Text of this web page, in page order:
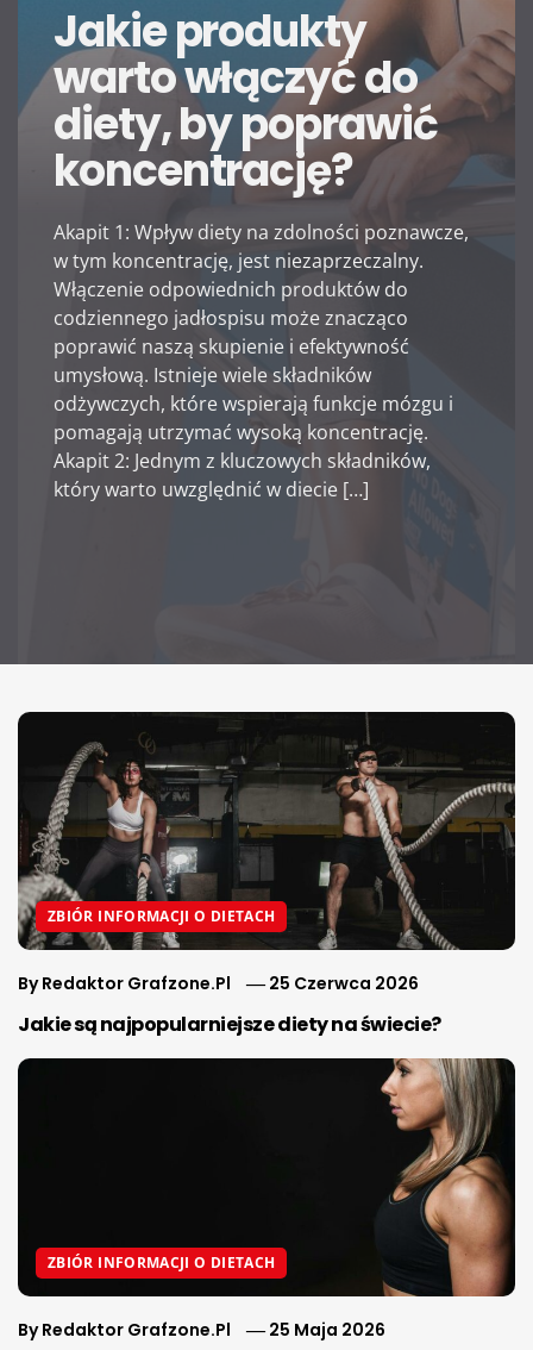
Jakie produkty
warto włączyć do
diety, by poprawić
koncentrację?
Akapit 1: Wpływ diety na zdolności poznawcze,
w tym koncentrację, jest niezaprzeczalny.
Włączenie odpowiednich produktów do
codziennego jadłospisu może znacząco
poprawić naszą skupienie i efektywność
umysłową. Istnieje wiele składników
odżywczych, które wspierają funkcje mózgu i
pomagają utrzymać wysoką koncentrację.
Akapit 2: Jednym z kluczowych składników,
który warto uwzględnić w diecie […]
ZBIÓR INFORMACJI O DIETACH
ByRedaktor Grafzone.pl 25 Czerwca 2026
Jakie są najpopularniejsze diety na świecie?
ZBIÓR INFORMACJI O DIETACH
ByRedaktor Grafzone.pl 25 Maja 2026